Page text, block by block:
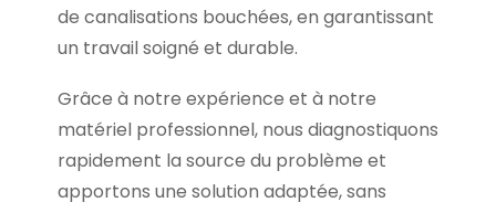
de canalisations bouchées, en garantissant
un travail soigné et durable.
Grâce à notre expérience et à notre
matériel professionnel, nous diagnostiquons
rapidement la source du problème et
apportons une solution adaptée, sans